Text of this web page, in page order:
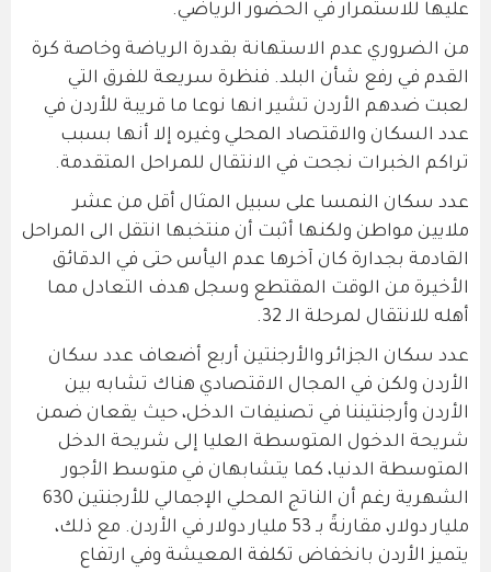
عليها للاستمرار في الحضور الرياضي.
من الضروري عدم الاستهانة بقدرة الرياضة وخاصة كرة
القدم في رفع شأن البلد. فنظرة سريعة للفرق التي
لعبت ضدهم الأردن تشير انها نوعا ما قريبة للأردن في
عدد السكان والاقتصاد المحلي وغيره إلا أنها بسبب
تراكم الخبرات نجحت في الانتقال للمراحل المتقدمة.
عدد سكان النمسا على سبيل المثال أقل من عشر
ملايين مواطن ولكنها أثبت أن منتخبها انتقل الى المراحل
القادمة بجدارة كان آخرها عدم اليأس حتى في الدقائق
الأخيرة من الوقت المقتطع وسجل هدف التعادل مما
أهله للانتقال لمرحلة الـ 32.
عدد سكان الجزائر والأرجنتين أربع أضعاف عدد سكان
الأردن ولكن في المجال الاقتصادي هناك تشابه بين
الأردن وأرجنتيننا في تصنيفات الدخل، حيث يقعان ضمن
شريحة الدخول المتوسطة العليا إلى شريحة الدخل
المتوسطة الدنيا، كما يتشابهان في متوسط الأجور
الشهرية رغم أن الناتج المحلي الإجمالي للأرجنتين 630
مليار دولار، مقارنةً بـ 53 مليار دولار في الأردن. مع ذلك،
يتميز الأردن بانخفاض تكلفة المعيشة وفي ارتفاع